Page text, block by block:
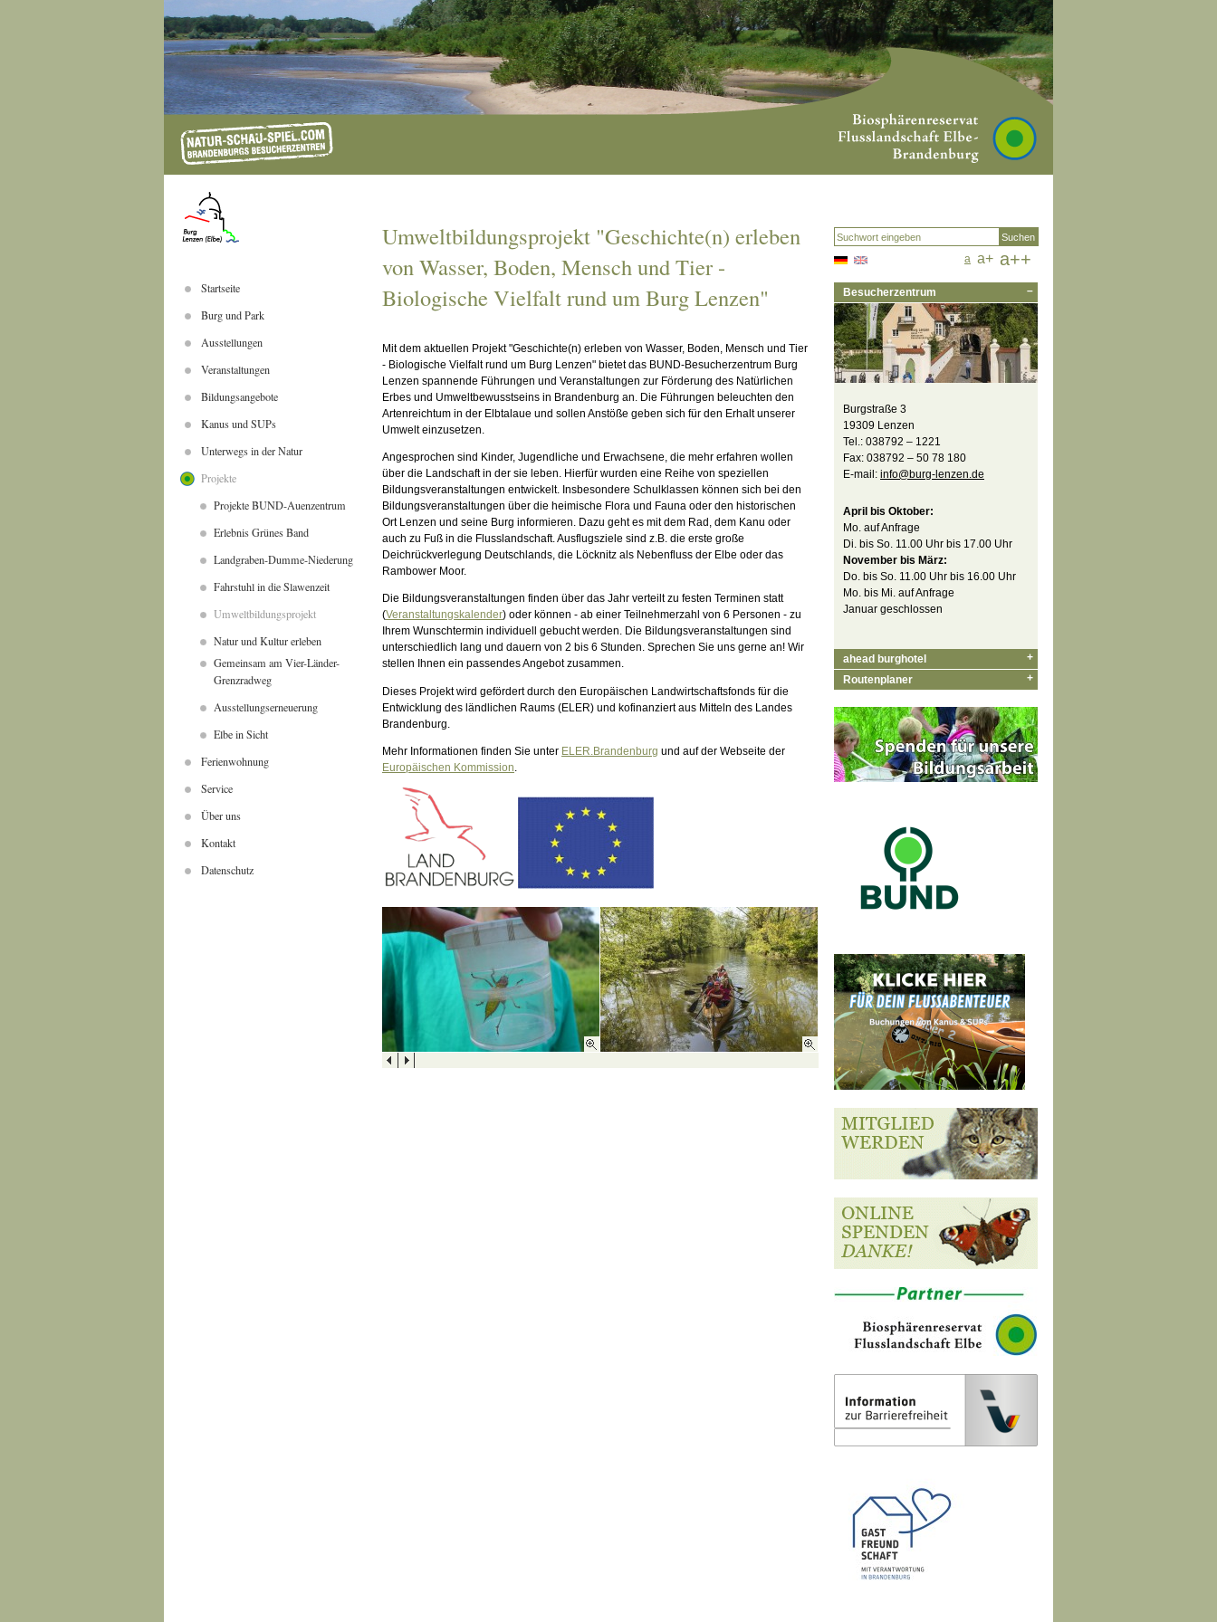
Startseite
Burg und Park
Ausstellungen
Veranstaltungen
Bildungsangebote
Kanus und SUPs
Unterwegs in der Natur
Projekte
Projekte BUND-Auenzentrum
Erlebnis Grünes Band
Landgraben-Dumme-Niederung
Fahrstuhl in die Slawenzeit
Umweltbildungsprojekt
Natur und Kultur erleben
Gemeinsam am Vier-Länder-
Grenzradweg
Ausstellungserneuerung
Elbe in Sicht
Ferienwohnung
Service
Über uns
Kontakt
Datenschutz
Umweltbildungsprojekt "Geschichte(n) erleben
von Wasser, Boden, Mensch und Tier -
Biologische Vielfalt rund um Burg Lenzen"
Mit dem aktuellen Projekt "Geschichte(n) erleben von Wasser, Boden, Mensch und Tier
- Biologische Vielfalt rund um Burg Lenzen" bietet das BUND-Besucherzentrum Burg
Lenzen spannende Führungen und Veranstaltungen zur Förderung des Natürlichen
Erbes und Umweltbewusstseins in Brandenburg an. Die Führungen beleuchten den
Artenreichtum in der Elbtalaue und sollen Anstöße geben sich für den Erhalt unserer
Umwelt einzusetzen.
Angesprochen sind Kinder, Jugendliche und Erwachsene, die mehr erfahren wollen
über die Landschaft in der sie leben. Hierfür wurden eine Reihe von speziellen
Bildungsveranstaltungen entwickelt. Insbesondere Schulklassen können sich bei den
Bildungsveranstaltungen über die heimische Flora und Fauna oder den historischen
Ort Lenzen und seine Burg informieren. Dazu geht es mit dem Rad, dem Kanu oder
auch zu Fuß in die Flusslandschaft. Ausflugsziele sind z.B. die erste große
Deichrückverlegung Deutschlands, die Löcknitz als Nebenfluss der Elbe oder das
Rambower Moor.
Die Bildungsveranstaltungen finden über das Jahr verteilt zu festen Terminen statt
(Veranstaltungskalender) oder können - ab einer Teilnehmerzahl von 6 Personen - zu
Ihrem Wunschtermin individuell gebucht werden. Die Bildungsveranstaltungen sind
unterschiedlich lang und dauern von 2 bis 6 Stunden. Sprechen Sie uns gerne an! Wir
stellen Ihnen ein passendes Angebot zusammen.
Dieses Projekt wird gefördert durch den Europäischen Landwirtschaftsfonds für die
Entwicklung des ländlichen Raums (ELER) und kofinanziert aus Mitteln des Landes
Brandenburg.
Mehr Informationen finden Sie unter ELER.Brandenburg und auf der Webseite der
Europäischen Kommission.
a a+ a++
Besucherzentrum –
Burgstraße 3
19309 Lenzen
Tel.: 038792 – 1221
Fax: 038792 – 50 78 180
E-mail: info@burg-lenzen.de
April bis Oktober:
Mo. auf Anfrage
Di. bis So. 11.00 Uhr bis 17.00 Uhr
November bis März:
Do. bis So. 11.00 Uhr bis 16.00 Uhr
Mo. bis Mi. auf Anfrage
Januar geschlossen
ahead burghotel
+
Routenplaner
+